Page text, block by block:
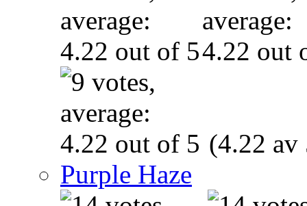
(4.22 av
Purple Haze